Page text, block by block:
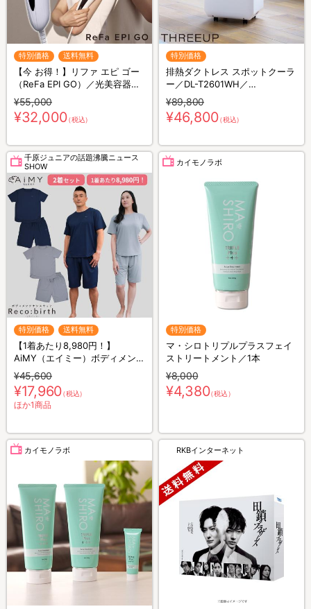
特別価格 送料無料
【今 お得！】リファ エピ ゴー
（ReFa EPI GO）／光美容器／
ムダ毛ケア
¥55,000
¥32,000（税込）
特別価格
排熱ダクトレス スポットクーラ
ー／DL-T2601WH／
THREEUP(スリーアップ)／取付
工事不要／除湿
¥89,800
¥46,800（税込）
千原ジュニアの話題沸騰ニュース
SHOW
特別価格 送料無料
【1着あたり8,980円！】
AiMY（エイミー）ボディメンテ
ナンスウェア リカバース／半袖
半ズボン／2着セット／上下セ
ット／リカバリーウェア
¥45,600
¥17,960（税込）
ほか1商品
カイモノラボ
特別価格
マ・シロトリプルプラスフェイ
ストリートメント／1本
¥8,000
¥4,380（税込）
カイモノラボ RKBインターネット